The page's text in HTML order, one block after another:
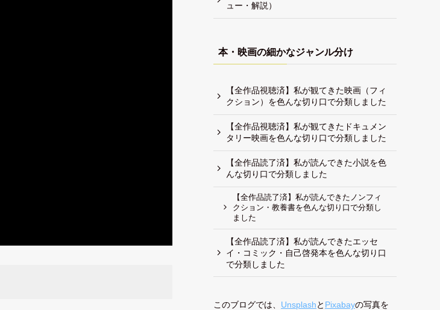
ュー・解説）
本・映画の細かなジャンル分け
【全作品視聴済】私が観てきた映画（フィ
クション）を色んな切り口で分類しました
【全作品視聴済】私が観てきたドキュメン
タリー映画を色んな切り口で分類しました
【全作品読了済】私が読んできた小説を色
んな切り口で分類しました
【全作品読了済】私が読んできたノンフィ
クション・教養書を色んな切り口で分類し
ました
【全作品読了済】私が読んできたエッセ
イ・コミック・自己啓発本を色んな切り口
で分類しました
このブログでは、 Unsplashと Pixabayの写真を